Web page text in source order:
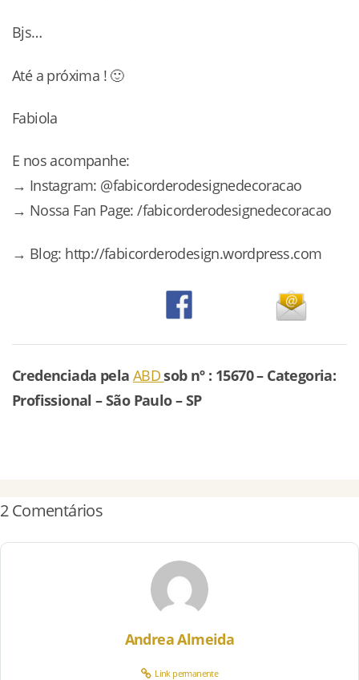
Bjs…
Até a próxima ! 🙂
Fabiola
E nos acompanhe:
→ Instagram: @fabicorderodesignedecoracao
→ Nossa Fan Page: /fabicorderodesignedecoracao
→ Blog: http://fabicorderodesign.wordpress.com
Credenciada pela ABDsob nº : 15670 – Categoria:
Profissional – São Paulo – SP
2 Comentários
Andrea Almeida
Link permanente